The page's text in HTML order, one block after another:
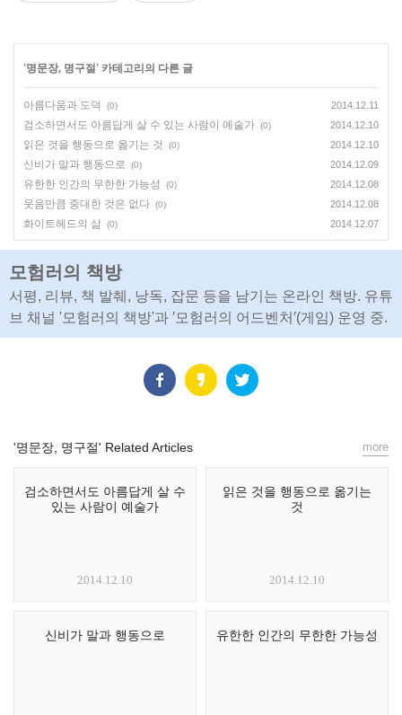
'명문장, 명구절' 카테고리의 다른 글
아름다움과 도덕 (0) 2014.12.11
검소하면서도 아름답게 살 수 있는 사람이 예술가 (0) 2014.12.10
읽은 것을 행동으로 옮기는 것 (0) 2014.12.10
신비가 말과 행동으로 (0) 2014.12.09
유한한 인간의 무한한 가능성 (0) 2014.12.08
웃음만큼 중대한 것은 없다 (0) 2014.12.08
화이트헤드의 삶 (0) 2014.12.07
모험러의 책방
서평, 리뷰, 책 발췌, 낭독, 잡문 등을 남기는 온라인 책방. 유튜
브 채널 '모험러의 책방'과 ′모험러의 어드벤처′(게임) 운영 중.
'명문장, 명구절' Related Articles
검소하면서도 아름답게 살 수
있는 사람이 예술가
2014.12.10
읽은 것을 행동으로 옮기는
것
2014.12.10
신비가 말과 행동으로 유한한 인간의 무한한 가능성
more